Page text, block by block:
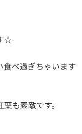
☆
べ過ぎちゃいます
も素敵です。